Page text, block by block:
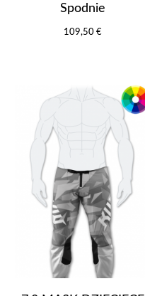
Spodnie
109,50 €